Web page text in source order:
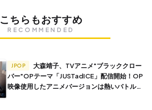
こちらもおすすめ
RECOMMENDED
JPOP
バー"OPテーマ「JUSTadICE」配信開始！OP
映像使用したアニメバージョンは熱いバトルを